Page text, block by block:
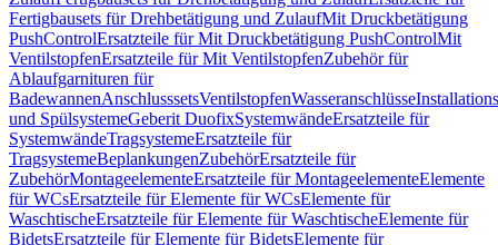
Fertigbausets für Drehbetätigung und ZulaufMit Druckbetätigung
PushControlErsatzteile für Mit Druckbetätigung PushControlMit
VentilstopfenErsatzteile für Mit VentilstopfenZubehör für
Ablaufgarnituren für
BadewannenAnschlusssetsVentilstopfenWasseranschlüsse
und SpülsystemeGeberit DuofixSystemwändeErsatzteile für
SystemwändeTragsystemeErsatzteile für
TragsystemeBeplankungenZubehörErsatzteile für
ZubehörMontageelementeErsatzteile für MontageelementeElemente
für WCsErsatzteile für Elemente für WCsElemente für
WaschtischeErsatzteile für Elemente für WaschtischeElemente für
BidetsErsatzteile für Elemente für BidetsElemente für